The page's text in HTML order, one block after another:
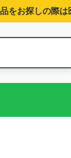
をお探しの際は